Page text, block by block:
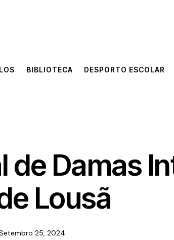
BIBLIOTECA DESPORTO ESCOLAR
de Damas
Lousã
25, 2024